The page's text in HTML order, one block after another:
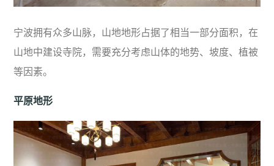
宁波拥有众多山脉，山地地形占据了相当一部分面积，在
山地中建设寺院，需要充分考虑山体的地势、坡度、植被
等因素。
平原地形